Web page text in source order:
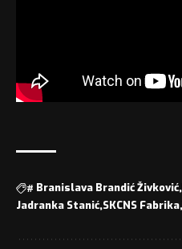
# Branislava Brandić Živković
Jadranka Stanić SKCNS Fabrika